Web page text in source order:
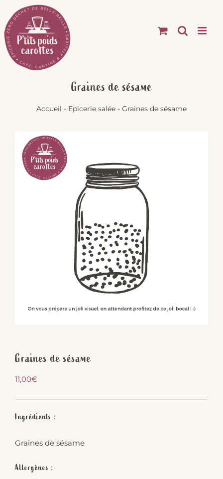
Passer
au
contenu
Graines de sésame
Accueil - Epicerie salée - Graines de sésame
Graines de sésame
11,00€
Ingrédients :
Graines de sésame
Allergènes :